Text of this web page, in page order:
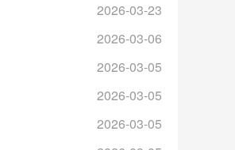
2026-03-23
2026-03-06
2026-03-05
2026-03-05
2026-03-05